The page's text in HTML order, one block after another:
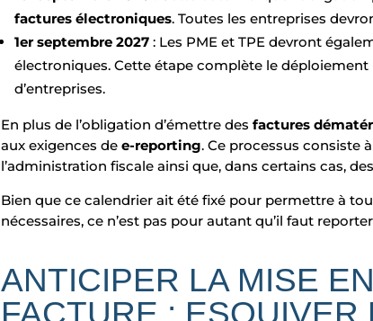
factures électroniques. Toutes les entreprises
1er septembre 2027 : Les PME et TPE devront
électroniques. Cette étape complète le
d’entreprises.
En plus de l’obligation d’émettre des factures
aux exigences dee-reporting. Ce processus consiste
l’administration fiscale ainsi que, dans certains cas,
Bien que ce calendrier ait été fixé pour permettre à
nécessaires, ce n’est pas pour autant qu’il faut
ANTICIPER LA MISE
FACTURE :